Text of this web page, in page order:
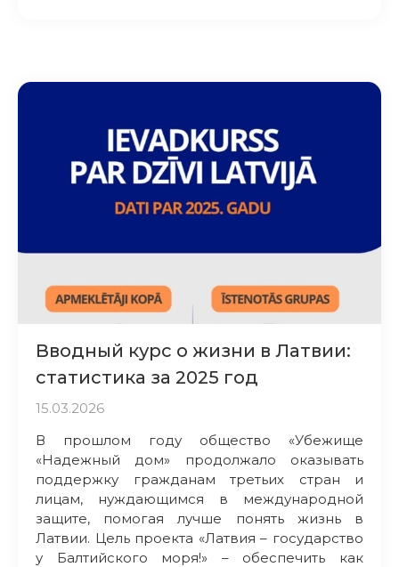
Вводный курс о жизни в Латвии:
статистика за 2025 год
15.03.2026
В прошлом году общество «Убежище
«Надежный дом» продолжало оказывать
поддержку гражданам третьих стран и
лицам, нуждающимся в международной
защите, помогая лучше понять жизнь в
Латвии. Цель проекта «Латвия – государство
у Балтийского моря!» – обеспечить как